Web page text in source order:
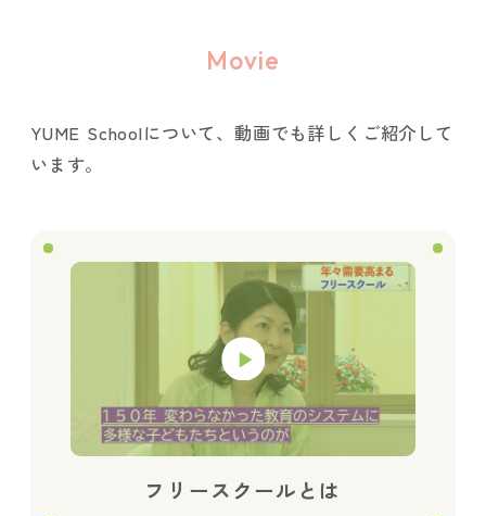
Movie
YUME Schoolについて、動画でも詳しくご紹介して
います。
フリースクールとは